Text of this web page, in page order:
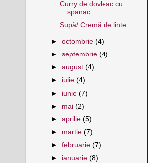
Curry de dovleac cu
spanac
Supă/ Cremă de linte
►octombrie(4)
►septembrie(4)
►august(4)
► iulie(4)
► iunie(7)
► mai(2)
►aprilie(5)
► martie(7)
►februarie(7)
► ianuarie(8)